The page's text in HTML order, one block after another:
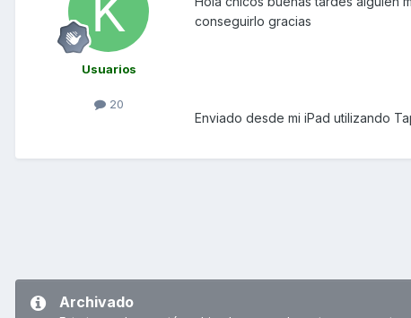
Usuarios
20
conseguirlo gracias
Enviado desde mi iPad utilizando
Archivado